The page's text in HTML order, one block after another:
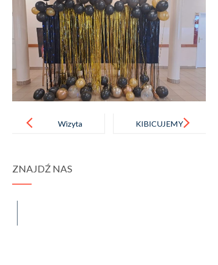
navigation
Wizyta
KIBICUJEMY
ZNAJDŹ NAS